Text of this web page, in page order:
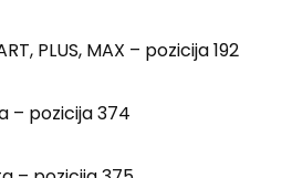
PLUS, MAX – pozicija 192
– pozicija 374